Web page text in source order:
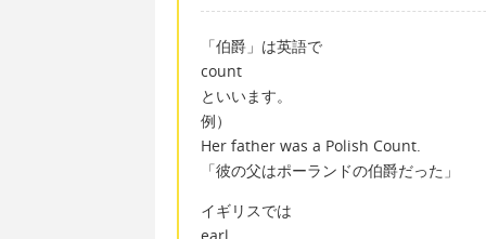
「伯爵」は英語で
count
といいます。
例）
Her father was a Polish Count.
「彼の父はポーランドの伯爵だった」
イギリスでは